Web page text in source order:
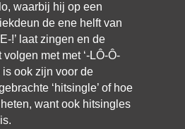
waarbij hij op een
de ene helft van
!’ laat zingen en de
met met ‘-LÔ-Ô-
is ook zijn voor de
‘hitsingle’ of hoe
want ook hitsingles